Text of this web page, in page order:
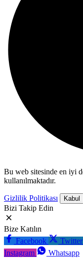
Bu web sitesinde en iyi
kullanılmaktadır.
Gizlilik Politikası Kabul
Bizi Takip Edin
Bize Katılın
Facebook
Twitter
Instagram
Whatsapp